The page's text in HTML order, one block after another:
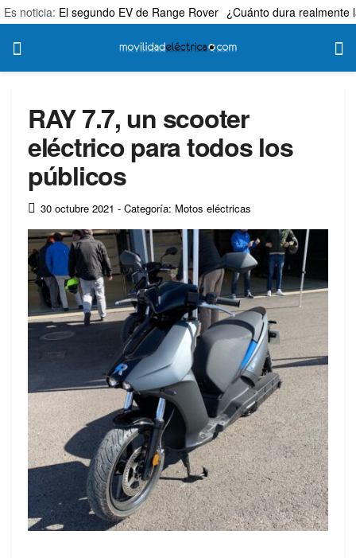
Es noticia: El segundo EV de Range Rover ¿Cuánto dura realmente
RAY 7.7, un scooter
eléctrico para todos los
públicos
30 octubre 2021 - Categoría: Motos eléctricas